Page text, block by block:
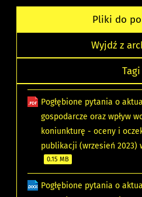
Pliki do
Wyjdź z
Tagi
Pogłębione pytania o
gospodarcze oraz wpływ
koniunkturę - oceny i
publikacji (wrzesień 2023)
0.15 MB
Pogłębione pytania o